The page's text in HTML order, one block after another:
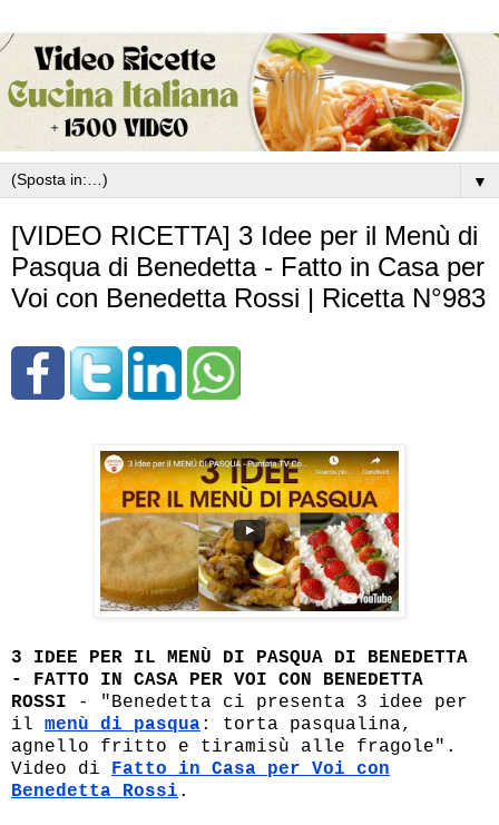
▼
[VIDEO RICETTA] 3 Idee per il Menù di
Pasqua di Benedetta - Fatto in Casa per
Voi con Benedetta Rossi | Ricetta N°983
3 IDEE PER IL MENÙ DI PASQUA DI BENEDETTA
- FATTO IN CASA PER VOI CON BENEDETTA
ROSSI - "Benedetta ci presenta 3 idee per
il menù di pasqua: torta pasqualina,
agnello fritto e tiramisù alle fragole".
Video di Fatto in Casa per Voi con
Benedetta Rossi .